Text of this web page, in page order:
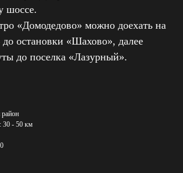
шоссе.
«Домодедово» можно доехать на
остановки «Шахово», далее
до поселка «Лазурный».
30 - 50 км